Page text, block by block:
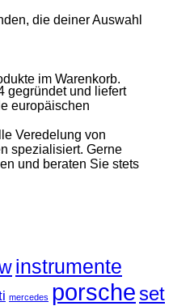
im Warenkorb.
die deiner Auswahl
gegründet und liefert
europäischen
Veredelung von
spezialisiert. Gerne
und beraten Sie stets
instrumente
mercedes porsche set